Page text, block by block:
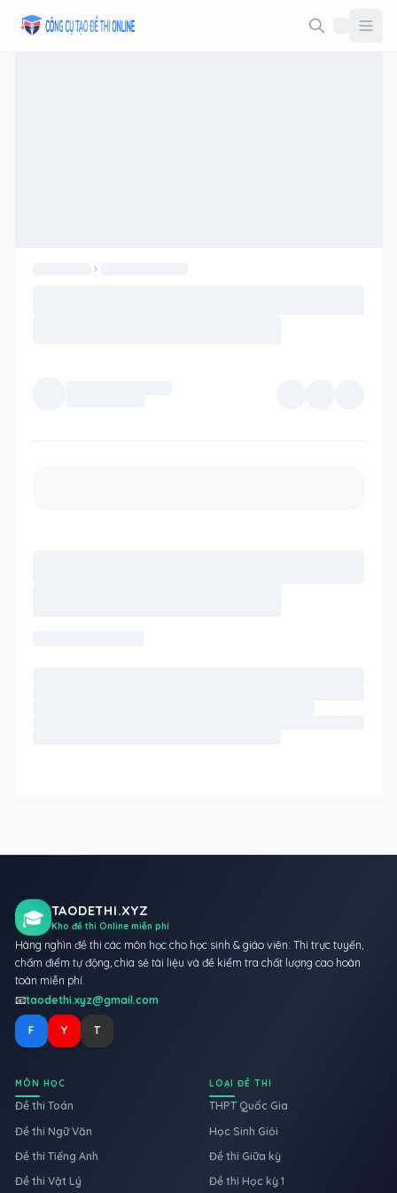
🎓 TAODETHI.XYZ
Kho đề thi Online miễn phí
Hàng nghìn đề thi các môn học cho học sinh & giáo viên. Thi trực tuyến,
chấm điểm tự động, chia sẻ tài liệu và đề kiểm tra chất lượng cao hoàn
toàn miễn phí.
📧taodethi.xyz@gmail.com
F Y T
MÔN HỌC
Đề thi Toán
Đề thi Ngữ Văn
Đề thi Tiếng Anh
Đề thi Vật Lý
LOẠI ĐỀ THI
THPT Quốc Gia
Học Sinh Giỏi
Đề thi Giữa kỳ
Đề thi Học kỳ 1